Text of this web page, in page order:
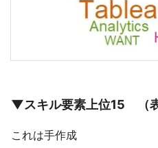
▼スキル要素上位15 （表
これは手作成